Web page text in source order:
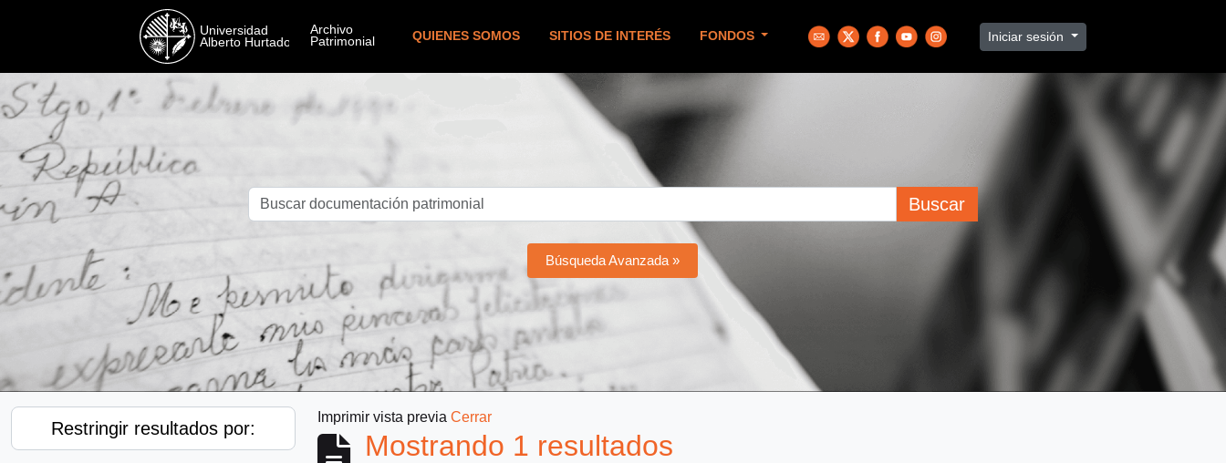
QUIENES SOMOS SITIOS DE INTERÉS FONDOS Iniciar sesión
Buscar
Búsqueda Avanzada »
Restringir resultados por:
Imprimir vista previa Cerrar
Mostrando 1 resultados